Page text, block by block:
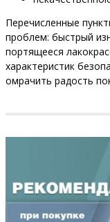
Перечисленные
проблем: быстрый
портящееся
характеристик
омрачить радость